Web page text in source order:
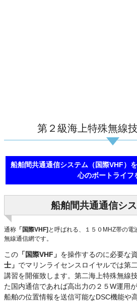
第２級海上特殊無線
船舶間共通通信システム（国際VHF）
心のボートライフ
船舶間共通通信シ
通称 「国際VHF] と呼ばれる、１５０MHZ帯の
無線通信網です。
この 「国際VHF」 を操作するのに必要な
士」 でマリンライセンスロイヤルでは第
講習を開催致します。第二海上特殊無線
た国内通信であれば高出力の２５W運用
船舶の位置情報を送信可能なDSC機能や